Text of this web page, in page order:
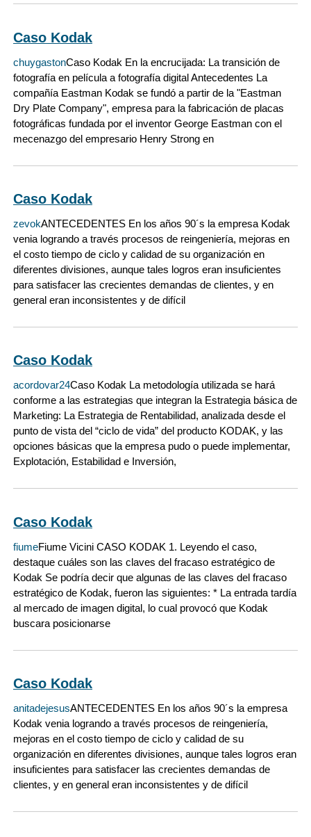
Caso Kodak
chuygastonCaso Kodak En la encrucijada: La transición de
fotografía en película a fotografía digital Antecedentes La
compañía Eastman Kodak se fundó a partir de la "Eastman
Dry Plate Company", empresa para la fabricación de placas
fotográficas fundada por el inventor George Eastman con el
mecenazgo del empresario Henry Strong en
Caso Kodak
zevokANTECEDENTES En los años 90´s la empresa Kodak
venia logrando a través procesos de reingeniería, mejoras en
el costo tiempo de ciclo y calidad de su organización en
diferentes divisiones, aunque tales logros eran insuficientes
para satisfacer las crecientes demandas de clientes, y en
general eran inconsistentes y de difícil
Caso Kodak
acordovar24Caso Kodak La metodología utilizada se hará
conforme a las estrategias que integran la Estrategia básica de
Marketing: La Estrategia de Rentabilidad, analizada desde el
punto de vista del “ciclo de vida” del producto KODAK, y las
opciones básicas que la empresa pudo o puede implementar,
Explotación, Estabilidad e Inversión,
Caso Kodak
fiumeFiume Vicini CASO KODAK 1. Leyendo el caso,
destaque cuáles son las claves del fracaso estratégico de
Kodak Se podría decir que algunas de las claves del fracaso
estratégico de Kodak, fueron las siguientes: * La entrada tardía
al mercado de imagen digital, lo cual provocó que Kodak
buscara posicionarse
Caso Kodak
anitadejesusANTECEDENTES En los años 90´s la empresa
Kodak venia logrando a través procesos de reingeniería,
mejoras en el costo tiempo de ciclo y calidad de su
organización en diferentes divisiones, aunque tales logros eran
insuficientes para satisfacer las crecientes demandas de
clientes, y en general eran inconsistentes y de difícil